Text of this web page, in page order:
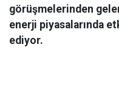
görüşmelerinden
enerji piyasalarında
ediyor.